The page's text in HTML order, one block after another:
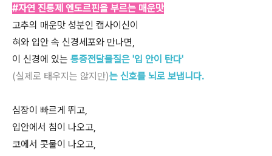
#자연 진통제 엔도르핀을 부르는 매운맛
고추의 매운맛 성분인 캡사이신이
혀와 입안 속 신경세포와 만나면,
이 신경에 있는 통증전달물질은 '입 안이 탄다'
(실제로 태우지는 않지만)는 신호를 뇌로 보냅니다.
심장이 빠르게 뛰고,
입안에서 침이 나오고,
코에서 콧물이 나오고,